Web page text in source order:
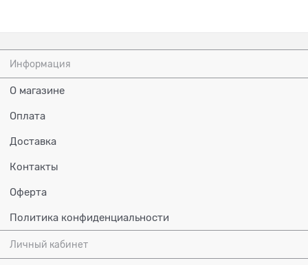
Информация
О магазине
Оплата
Доставка
Контакты
Оферта
Политика конфиденциальности
Личный кабинет